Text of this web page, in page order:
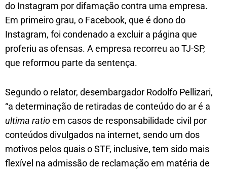
do Instagram por difamação contra uma empresa.
Em primeiro grau, o Facebook, que é dono do
Instagram, foi condenado a excluir a página que
proferiu as ofensas. A empresa recorreu ao TJ-SP,
que reformou parte da sentença.
Segundo o relator, desembargador Rodolfo Pellizari,
“a determinação de retiradas de conteúdo do ar é a
ultima ratioem casos de responsabilidade civil por
conteúdos divulgados na internet, sendo um dos
motivos pelos quais o STF, inclusive, tem sido mais
flexível na admissão de reclamação em matéria de